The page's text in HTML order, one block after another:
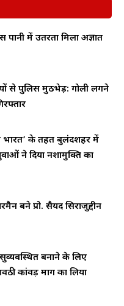
पानी में उतरता मिला अज्ञात
से पुलिस मुठभेड़: गोली लगने
भारत’ के तहत बुलंदशहर में
ने दिया नशामुक्ति का
बने प्रो. सैयद सिराजुद्दीन
बनाने के लिए
कांवड़ मार्ग का लिया